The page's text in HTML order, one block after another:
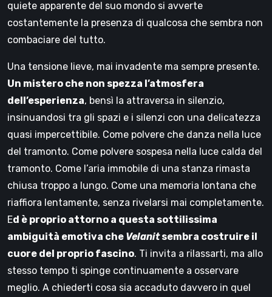
quiete apparente del suo mondo si avverte
costantemente la presenza di qualcosa che sembra non
combaciare del tutto.
Una tensione lieve, mai invadente ma sempre presente.
Un mistero che non spezza l’atmosfera
dell’esperienza, bensì la attraversa in silenzio,
insinuandosi tra gli spazi e i silenzi con una delicatezza
quasi impercettibile. Come polvere che danza nella luce
del tramonto. Come polvere sospesa nella luce calda del
tramonto. Come l’aria immobile di una stanza rimasta
chiusa troppo a lungo. Come una memoria lontana che
riaffiora lentamente, senza rivelarsi mai completamente.
Ed è proprio attorno a questa sottilissima
ambiguità emotiva che Velanitsembra costruire il
cuore del proprio fascino. Ti invita a rilassarti, ma allo
stesso tempo ti spinge continuamente a osservare
meglio. A chiederti cosa sia accaduto davvero in quel